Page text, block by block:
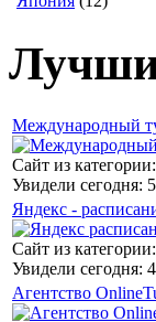
Международный
Сайт из категории:
Увидели сегодня: 5
Яндекс -
Сайт из категории:
Увидели сегодня: 4
Агентство